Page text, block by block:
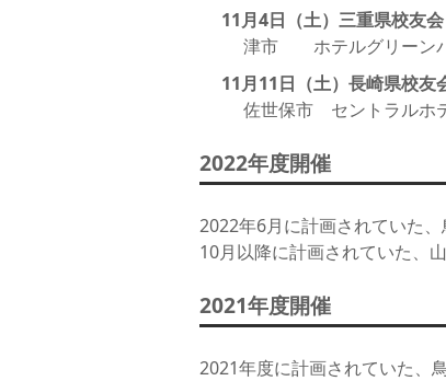
11月4日（土）三重県校友会
津市 ホテルグリーン
11月11日（土）長崎県校友
佐世保市 セントラルホ
2022年度開催
2022年6月に計画されていた
10月以降に計画されていた、
2021年度開催
2021年度に計画されていた、